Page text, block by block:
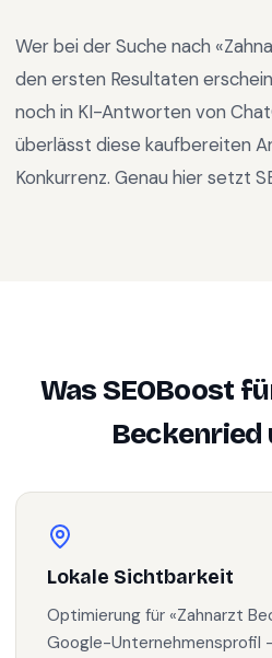
Wer bei der Suche nach «
den ersten Resultaten
noch in KI-Antworten von
überlässt diese kaufbereiten
Konkurrenz. Genau hier setzt
Was SEOBoost
Beckenried
Lokale Sichtbarkeit
Optimierung für «Zahnarzt
Google-Unternehmensprofil